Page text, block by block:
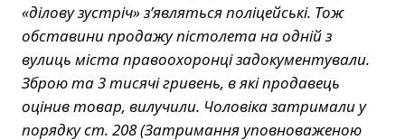
«ділову зустріч» з’являться поліцейські. Тож
обставини продажу пістолета на одній з
вулиць міста правоохоронці задокументували.
Зброю та 3 тисячі гривень, в які продавець
оцінив товар, вилучили. Чоловіка затримали у
порядку ст. 208 (Затримання уповноваженою